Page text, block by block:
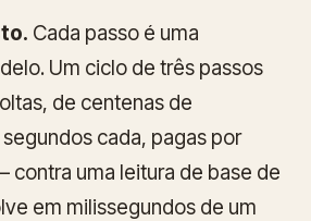
Cada passo é uma
Um ciclo de três passos
de centenas de
cada, pagas por
uma leitura de base de
em milissegundos de um